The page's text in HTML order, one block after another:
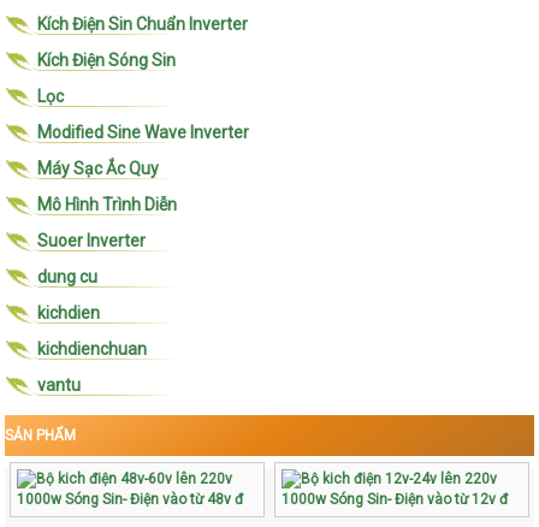
Kích Điện Sin Chuẩn Inverter
Kích Điện Sóng Sin
Lọc
Modified Sine Wave Inverter
Máy Sạc Ắc Quy
Mô Hình Trình Diễn
Suoer Inverter
dung cu
kichdien
kichdienchuan
vantu
SẢN PHẨM